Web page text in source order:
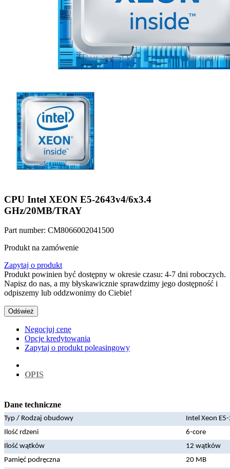
CPU Intel XEON E5-2643v4/6x3.4
GHz/20MB/TRAY
Part number: CM8066002041500
Produkt na zamówenie
Zapytaj o produkt
Produkt powinien być dostępny w okresie czasu: 4-7 dni roboczych.
Napisz do nas, a my błyskawicznie sprawdzimy jego dostępność i
odpiszemy lub oddzwonimy do Ciebie!
Negocjuj cenę
Opcje kredytowania
Zapytaj o produkt poleasingowy
OPIS
Dane techniczne
Typ / Rodzaj obudowy
Intel Xeon
Ilość rdzeni
6-core
Ilość wątków
12 wątków
Pamięć podręczna
20 MB